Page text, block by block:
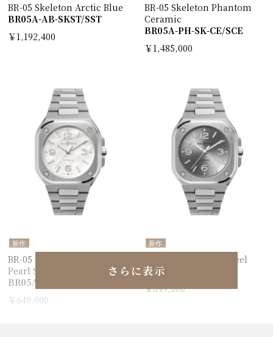
BR-05 Skeleton Arctic Blue
BR05A-AB-SKST/SST
￥1,192,400
BR-05 Skeleton Phantom
Ceramic
BR05A-PH-SK-CE/SCE
￥1,485,000
新作
BR-05 36 mm Mother Of
Pearl Steel
BR05A-S-MP-ST/SST
￥649,000
新作
BR-05 36 mm Grey Steel
BR05A-S-GR-ST/SST
￥649,000
さらに表示